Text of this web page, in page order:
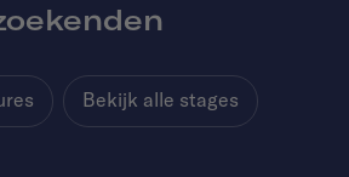
Bekijk alle stages